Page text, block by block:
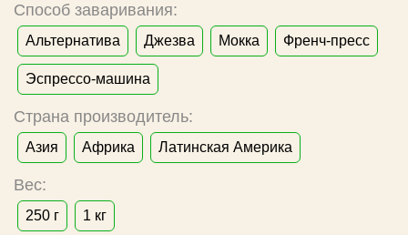
Способ заваривания:
Альтернатива Джезва Мокка Френч-пресс
Эспрессо-машина
Страна производитель:
Азия Африка Латинская Америка
Вес:
250 г 1 кг